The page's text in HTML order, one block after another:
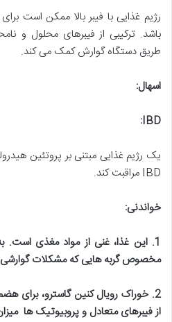
رژیم غذایی با فیبر بالا ممکن است
باشد. ترکیبی از فیبرهای محلول و
طریق دستگاه گوارش کمک می کند.
اسهال:
IBD:
یک رژیم غذایی مبتنی بر پروتئین
IBD مراقبت کند.
خواندنی:
1
.این غذا، غنی از مواد مغذی
مخصوص گربه هایی که مشکلات گوارشی
2
.خوراک رویال کنین گاسترو، برای
از فیبرهای متعادل و پروبیوتیک ها